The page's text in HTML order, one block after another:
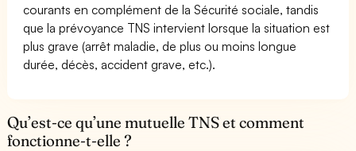
courants en complément de la Sécurité sociale, tandis
que la prévoyance TNS intervient lorsque la situation est
plus grave (arrêt maladie, de plus ou moins longue
durée, décès, accident grave, etc.).
Qu’est-ce qu’une mutuelle TNS et comment
fonctionne-t-elle ?